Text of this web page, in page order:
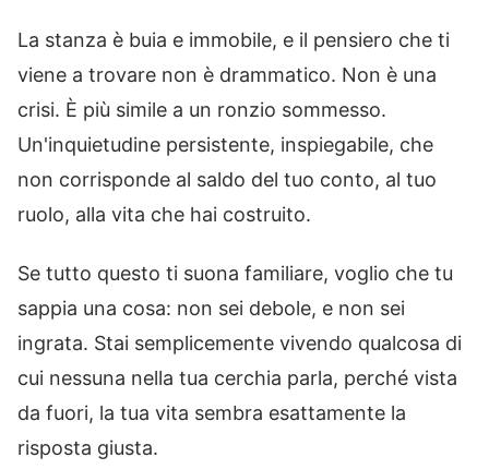
La stanza è buia e immobile, e il pensiero che ti
viene a trovare non è drammatico. Non è una
crisi. È più simile a un ronzio sommesso.
Un'inquietudine persistente, inspiegabile, che
non corrisponde al saldo del tuo conto, al tuo
ruolo, alla vita che hai costruito.
Se tutto questo ti suona familiare, voglio che tu
sappia una cosa: non sei debole, e non sei
ingrata. Stai semplicemente vivendo qualcosa di
cui nessuna nella tua cerchia parla, perché vista
da fuori, la tua vita sembra esattamente la
risposta giusta.